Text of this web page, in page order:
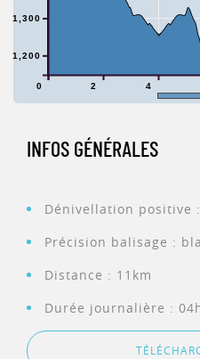
0 2 4
1,200
1,300
INFOS GÉNÉRALES
Dénivellation positive
Précision balisage :
Distance : 11km
Durée journalière :